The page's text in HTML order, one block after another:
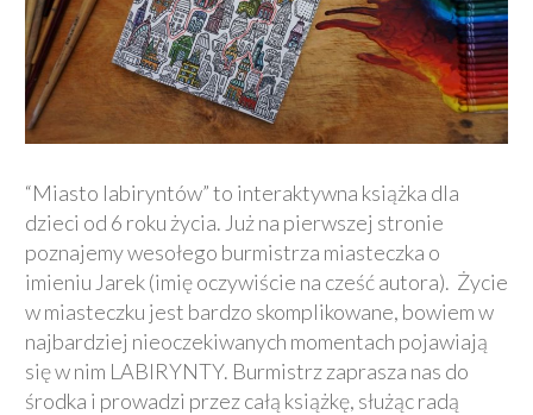
“Miasto labiryntów” to interaktywna książka dla
dzieci od 6 roku życia. Już na pierwszej stronie
poznajemy wesołego burmistrza miasteczka o
imieniu Jarek (imię oczywiście na cześć autora). Życie
w miasteczku jest bardzo skomplikowane, bowiem w
najbardziej nieoczekiwanych momentach pojawiają
się w nim LABIRYNTY. Burmistrz zaprasza nas do
środka i prowadzi przez całą książkę, służąc radą